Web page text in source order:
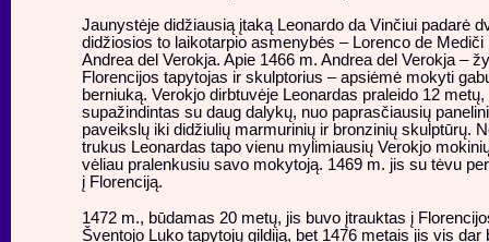
Jaunystėje didžiausią įtaką Leonardo da Vinčiui padarė
didžiosios to laikotarpio asmenybės – Lorenco de Mediči
Andrea del Verokja. Apie 1466 m. Andrea del Verokja –
Florencijos tapytojas ir skulptorius – apsiėmė mokyti
berniuką. Verokjo dirbtuvėje Leonardas praleido 12 metų,
supažindintas su daug dalykų, nuo paprasčiausių
paveikslų iki didžiulių marmurinių ir bronzinių skulptūrų.
trukus Leonardas tapo vienu mylimiausių Verokjo
vėliau pralenkusiu savo mokytoją. 1469 m. jis su tėvu
į Florenciją.
1472 m., būdamas 20 metų, jis buvo įtrauktas į
Šventojo Luko tapytojų gildiją, bet 1476 metais jis vis dar